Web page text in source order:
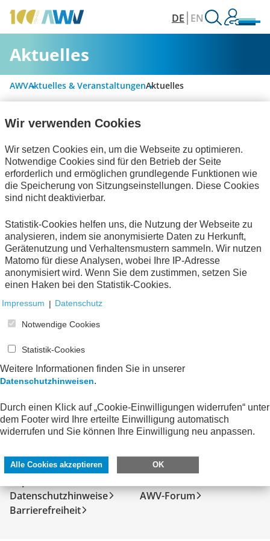
DE EN
Aktuelles
AWVAktuelles & VeranstaltungenAktuelles
Digitalisierung & Modernisierung
Handel und elektronische Kommunikation
Technische Standards
Keine Nachrichten verfügbar.
SERVICE
Kontakt
Datenschutzhinweise
Barrierefreiheit
DIREKT ZU
FeRD
AWV-Forum
Wir verwenden Cookies
Wir setzen Cookies ein, um die Webseite zu optimieren.
Notwendige Cookies sind für den Betrieb der Seite
erforderlich und ermöglichen grundlegende Funktionen wie
die Speicherung von Sitzungseinstellungen. Diese Cookies
sind nicht deaktivierbar.
Statistik-Cookies helfen uns, die Nutzung der Webseite zu
analysieren, indem sie anonymisierte Daten zu Herkunft,
Gerätenutzung und Verhaltensmustern sammeln. Wir nutzen
Matomo für diese Analysen, wobei Ihre IP-Adresse
anonymisiert wird. Wenn Sie dem zustimmen, setzen Sie
einen Haken bei den Statistik-Cookies.
Impressum | Datenschutz
Notwendige Cookies
Statistik-Cookies
Weitere Informationen finden Sie in unserer
Datenschutzhinweisen.
Durch einen Klick auf „Cookie-Einwilligungen widerrufen“ unter
dem Footer wird Ihre erteilte Einwilligung automatisch
widerrufen und Sie können Ihre Einwilligung neu anpassen.
Alle Cookies akzeptieren OK